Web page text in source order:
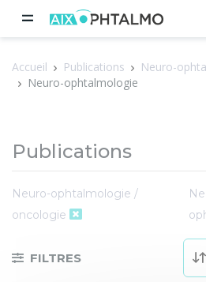
Accueil Publications
Neuro-
Neuro-ophtalmologie
Publications
Neuro-ophtalmologie /
oncologie
FILTRES
Panneau de gestion des cookies